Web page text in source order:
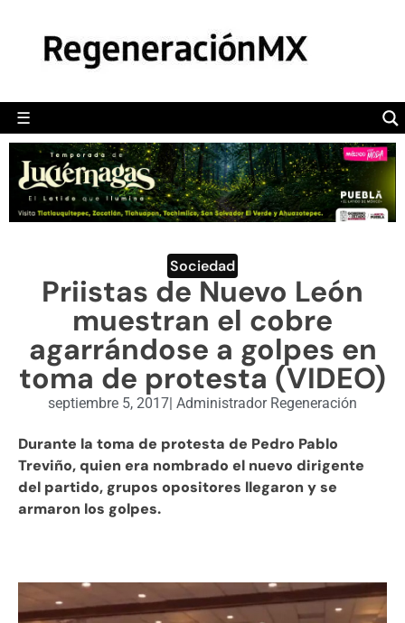
☰
POLÍTICA
CAMALEÓN
OPINIÓN
DEPORTES
ENGLISH SECTION
VIDEOS
Sociedad
Priistas de Nuevo León
muestran el cobre
agarrándose a golpes en
toma de protesta (VIDEO)
septiembre 5, 2017| Administrador Regeneración
Durante la toma de protesta de Pedro Pablo
Treviño, quien era nombrado el nuevo dirigente
del partido, grupos opositores llegaron y se
armaron los golpes.